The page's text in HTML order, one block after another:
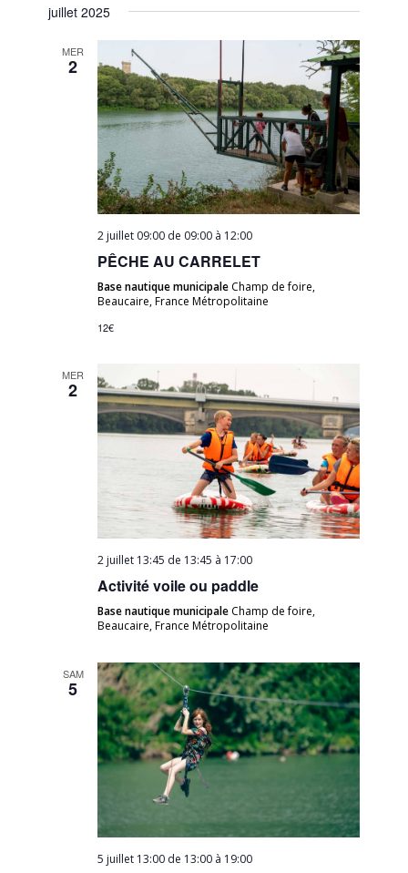
juillet 2025
MER
2
2 juillet 09:00 de 09:00 à 12:00
PÊCHE AU CARRELET
Base nautique municipale Champ de foire,
Beaucaire, France Métropolitaine
12€
MER
2
2 juillet 13:45 de 13:45 à 17:00
Activité voile ou paddle
Base nautique municipale Champ de foire,
Beaucaire, France Métropolitaine
SAM
5
5 juillet 13:00 de 13:00 à 19:00